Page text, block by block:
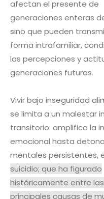
afectan el presente de
generaciones enteras
sino que pueden
forma intrafamiliar,
las percepciones y
generaciones futuras.
Vivir bajo inseguridad
se limita a un malestar
transitorio: amplifica la
emocional hasta
mentales persistentes,
suicidio; que ha figurado
históricamente entre
principales causas de